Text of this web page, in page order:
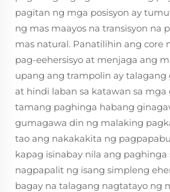
pagitan ng mga posisyon ay
ng mas maayos na transisyon na
mas natural. Panatilihin ang core
pag-eehersisyo at menjaga ang
upang ang trampolin ay talagang
at hindi laban sa katawan sa mga
tamang paghinga habang
gumagawa din ng malaking
tao ang nakakakita ng
kapag isinabay nila ang paghinga
nagpapalit ng isang simpleng
bagay na talagang nagtatayo ng